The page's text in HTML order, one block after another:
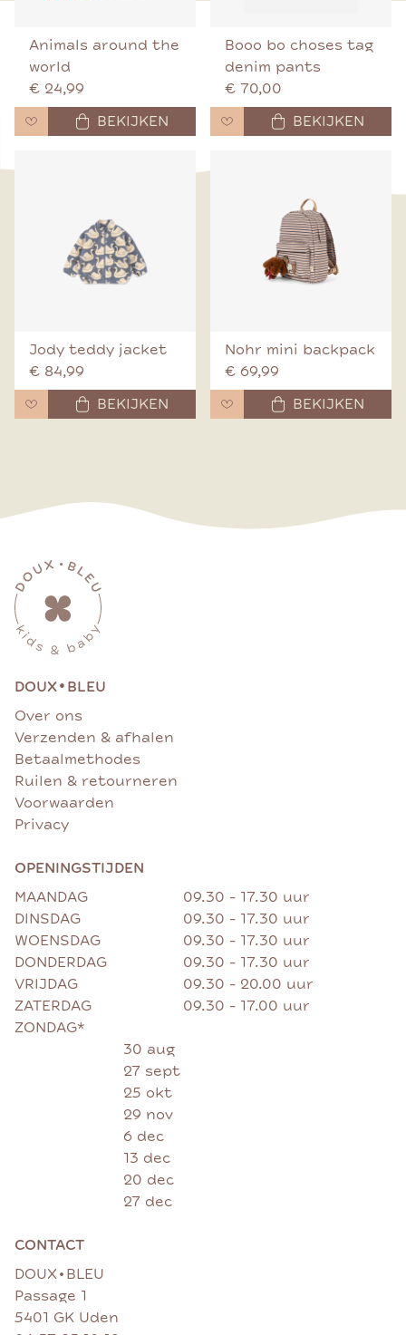
Animals around the
world
€ 24,99
BEKIJKEN
Booo bo choses tag
denim pants
€ 70,00
BEKIJKEN
Jody teddy jacket
€ 84,99
BEKIJKEN
Nohr mini backpack
€ 69,99
BEKIJKEN
DOUX• BLEU
Over ons
Verzenden & afhalen
Betaalmethodes
Ruilen & retourneren
Voorwaarden
Privacy
OPENINGSTIJDEN
MAANDAG
09.30 - 17.30 uur
DINSDAG
09.30 - 17.30 uur
WOENSDAG
09.30 - 17.30 uur
DONDERDAG
09.30 - 17.30 uur
VRIJDAG
09.30 - 20.00 uur
ZATERDAG
09.30 - 17.00 uur
ZONDAG*
30 aug
27 sept
25 okt
29 nov
6 dec
13 dec
20 dec
27 dec
CONTACT
DOUX • BLEU
Passage 1
5401 GK Uden